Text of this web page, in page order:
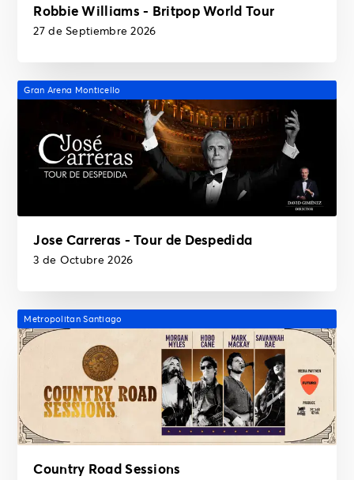
Robbie Williams - Britpop World Tour
27 de Septiembre 2026
Gran Arena Monticello
Jose Carreras - Tour de Despedida
3 de Octubre 2026
Metropolitan Santiago
Country Road Sessions